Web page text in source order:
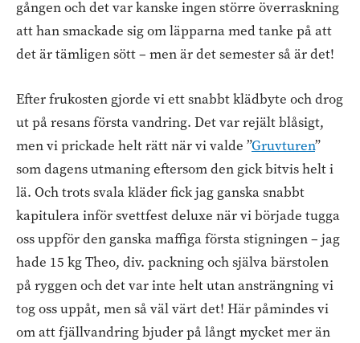
gången och det var kanske ingen större överraskning
att han smackade sig om läpparna med tanke på att
det är tämligen sött – men är det semester så är det!
Efter frukosten gjorde vi ett snabbt klädbyte och drog
ut på resans första vandring. Det var rejält blåsigt,
men vi prickade helt rätt när vi valde ”Gruvturen”
som dagens utmaning eftersom den gick bitvis helt i
lä. Och trots svala kläder fick jag ganska snabbt
kapitulera inför svettfest deluxe när vi började tugga
oss uppför den ganska maffiga första stigningen – jag
hade 15 kg Theo, div. packning och själva bärstolen
på ryggen och det var inte helt utan ansträngning vi
tog oss uppåt, men så väl värt det! Här påmindes vi
om att fjällvandring bjuder på långt mycket mer än